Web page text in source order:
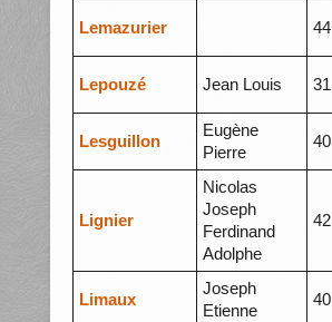
Lemazurier 44
Lepouzé Jean Louis 31
Lesguillon
Eugène
Pierre
40
Lignier
Nicolas
Joseph
Ferdinand
Adolphe
42
Limaux
Joseph
Etienne
40